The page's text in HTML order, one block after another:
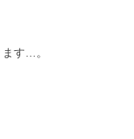
す…。